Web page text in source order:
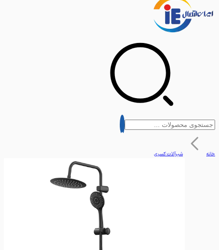
شیرآلات کسری